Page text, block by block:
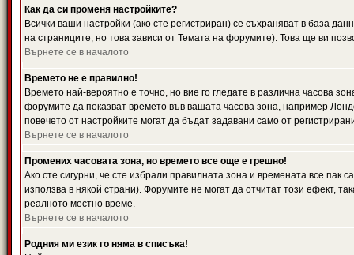
Как да си променя настройките?
Всички ваши настройки (ако сте регистриран) се съхраняват в база
на страниците, но това зависи от Темата на форумите). Това ще ви
Върнете се в началото
Времето не е правилно!
Времето най-вероятно е точно, но вие го гледате в различна часова
форумите да показват времето във вашата часова зона, например
повечето от настройките могат да бъдат задавани само от
Върнете се в началото
Промених часовата зона, но времето все още е грешно!
Ако сте сигурни, че сте избрали правилната зона и времената все
използва в някой страни). Форумите не могат да отчитат този ефект,
реалното местно време.
Върнете се в началото
Родния ми език го няма в списъка!